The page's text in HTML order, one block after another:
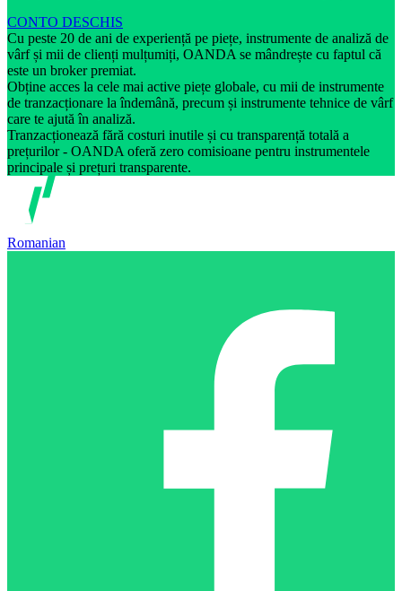
CONTO DESCHIS
Cu peste 20 de ani de experiență pe piețe, instrumente de analiză de
vârf și mii de clienți mulțumiți, OANDA se mândrește cu faptul că
este un broker premiat.
Obține acces la cele mai active piețe globale, cu mii de instrumente
de tranzacționare la îndemână, precum și instrumente tehnice de vârf
care te ajută în analiză.
Tranzacționează fără costuri inutile și cu transparență totală a
prețurilor - OANDA oferă zero comisioane pentru instrumentele
principale și prețuri transparente.
Romanian